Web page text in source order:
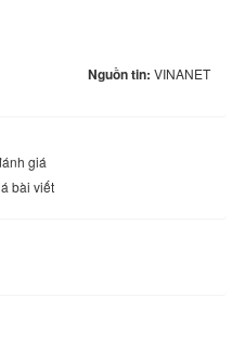
Nguồn tin: VINANET
giá
bài viết